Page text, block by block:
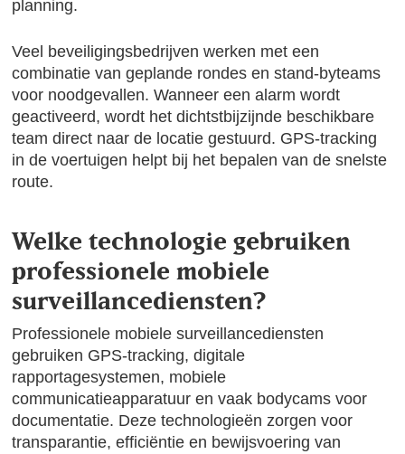
planning.
Veel beveiligingsbedrijven werken met een
combinatie van geplande rondes en stand-byteams
voor noodgevallen. Wanneer een alarm wordt
geactiveerd, wordt het dichtstbijzijnde beschikbare
team direct naar de locatie gestuurd. GPS-tracking
in de voertuigen helpt bij het bepalen van de snelste
route.
Welke technologie gebruiken
professionele mobiele
surveillancediensten?
Professionele mobiele surveillancediensten
gebruiken GPS-tracking, digitale
rapportagesystemen, mobiele
communicatieapparatuur en vaak bodycams voor
documentatie. Deze technologieën zorgen voor
transparantie, efficiëntie en bewijsvoering van